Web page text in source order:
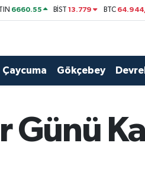
6660.55 BİST13.779 BTC
Çaycuma Gökçebey
Günü